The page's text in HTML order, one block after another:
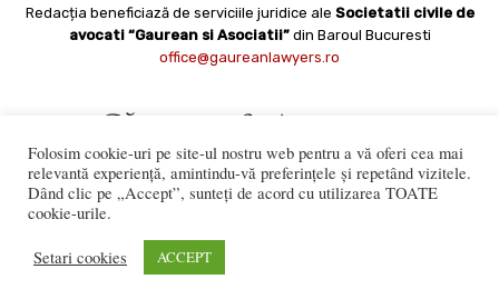
Redacția beneficiază de serviciile juridice ale Societatii civile de
avocati “Gaurean si Asociatii” din Baroul Bucuresti
office@gaureanlawyers.ro
numai cu acordul expres al Bistriteanul.Ro. © Copyright 2008 -
Folosim cookie-uri pe site-ul nostru web pentru a vă oferi cea mai
relevantă experiență, amintindu-vă preferințele și repetând vizitele.
Dând clic pe „Accept”, sunteți de acord cu utilizarea TOATE
cookie-urile.
Setari cookies ACCEPT